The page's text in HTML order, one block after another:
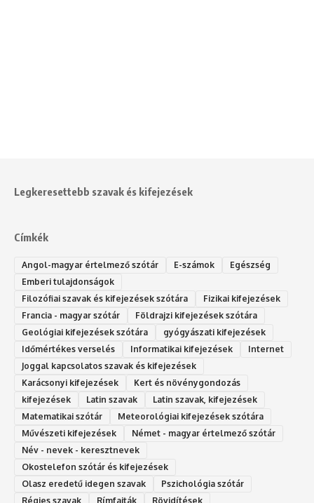
Legkeresettebb szavak és kifejezések
Címkék
Angol-magyar értelmező szótár E-számok
Egészség
Emberi tulajdonságok
Filozófiai szavak és kifejezések szótára
Fizikai kifejezések
Francia - magyar szótár
Földrajzi kifejezések szótára
Geológiai kifejezések szótára
gyógyászati kifejezések
Időmértékes verselés
Informatikai kifejezések
Internet
Joggal kapcsolatos szavak és kifejezések
Karácsonyi kifejezések
Kert és növénygondozás
kifejezések
Latin szavak
Latin szavak, kifejezések
Matematikai szótár
Meteorológiai kifejezések szótára
Művészeti kifejezések
Német - magyar értelmező szótár
Név - nevek - keresztnevek
Okostelefon szótár és kifejezések
Olasz eredetű idegen szavak
Ps‮gólohciz‬ia s‮átóz‬r
Régies szavak
Rímfajták Rövidítések